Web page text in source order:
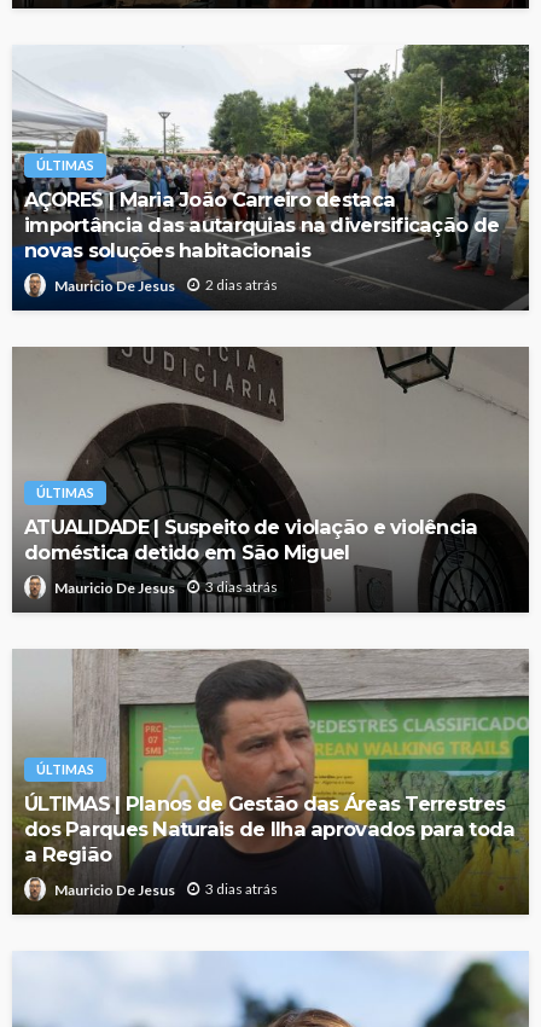
ÚLTIMAS
AÇORES | Maria João Carreiro destaca
importância das autarquias na diversificação de
novas soluções habitacionais
Mauricio De Jesus 2 dias atrás
ÚLTIMAS
ATUALIDADE | Suspeito de violação e violência
doméstica detido em São Miguel
Mauricio De Jesus 3 dias atrás
ÚLTIMAS
ÚLTIMAS | Planos de Gestão das Áreas Terrestres
dos Parques Naturais de Ilha aprovados para toda
a Região
Mauricio De Jesus 3 dias atrás